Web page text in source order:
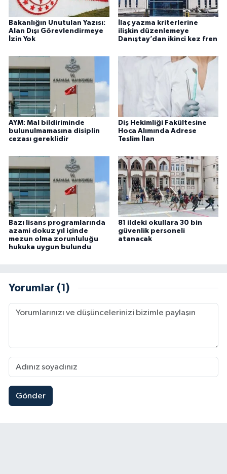
Bakanlığın Unutulan Yazısı:
Alan Dışı Görevlendirmeye
İzin Yok
İlaç yazma kriterlerine
ilişkin düzenlemeye
Danıştay’dan ikinci kez fren
AYM: Mal bildiriminde
bulunulmamasına disiplin
cezası gereklidir
Diş Hekimliği Fakültesine
Hoca Alımında Adrese
Teslim İlan
Bazı lisans programlarında
azami dokuz yıl içinde
mezun olma zorunluluğu
hukuka uygun bulundu
81 ildeki okullara 30 bin
güvenlik personeli
atanacak
Yorumlar (1)
Gönder